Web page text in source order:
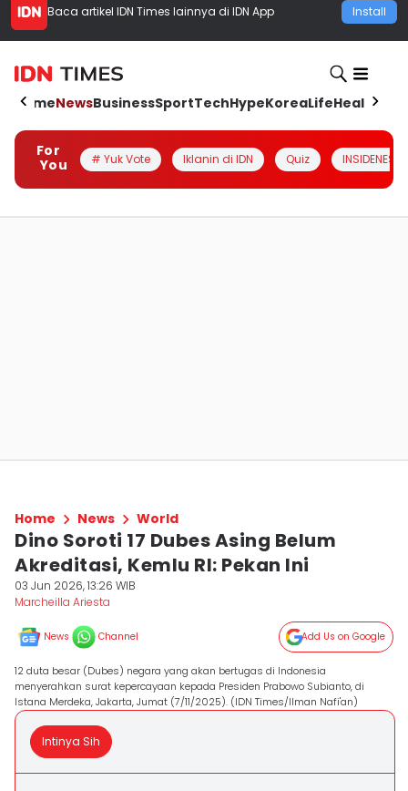
Baca artikel IDN Times lainnya di IDN App Install
HomeNewsBusinessSportTechHypeKoreaLifeHealth
For
You
# Yuk Vote Iklanin di IDN Quiz INSIDENESIA
Home News World
Dino Soroti 17 Dubes Asing Belum
Akreditasi, Kemlu RI: Pekan Ini
03 Jun 2026, 13:26 WIB
Marcheilla Ariesta
News Channel Add Us on Google
12 duta besar (Dubes) negara yang akan bertugas di Indonesia
menyerahkan surat kepercayaan kepada Presiden Prabowo Subianto, di
Istana Merdeka, Jakarta, Jumat (7/11/2025). (IDN Times/Ilman Nafi'an)
Intinya Sih